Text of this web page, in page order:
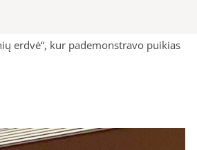
erdvė“, kur pademonstravo puikias